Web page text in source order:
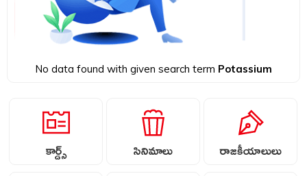
No data found with given search term Potassium
కార్డ్స్ సినిమాలు రాజకీయాలులు